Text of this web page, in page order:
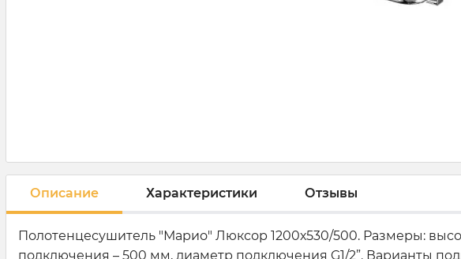
Описание Характеристики Отзывы
Полотенцесушитель "Марио" Люксор 1200х530/500. Размеры:
подключения – 500 мм, диаметр подключения G1/2”. Варианты